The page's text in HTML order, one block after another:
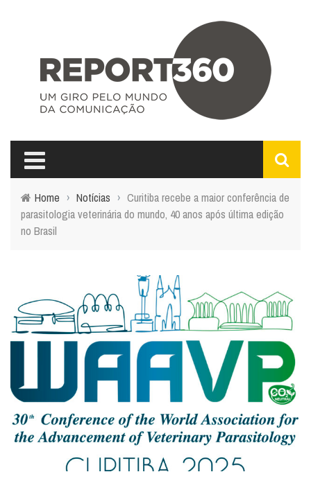
Home › Notícias › Curitiba recebe a maior conferência de
parasitologia veterinária do mundo, 40 anos após última edição
no Brasil